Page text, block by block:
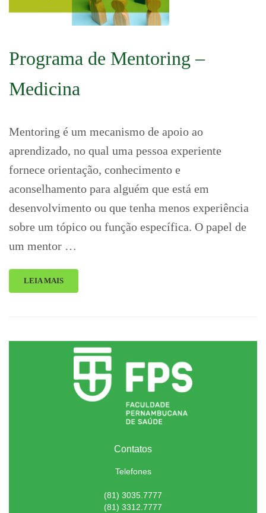
Programa de Mentoring –
Medicina
Mentoring é um mecanismo de apoio ao
aprendizado, no qual uma pessoa experiente
fornece orientação, conhecimento e
aconselhamento para alguém que está em
desenvolvimento ou que tenha menos experiência
sobre um tópico ou função específica. O papel de
um mentor …
LEIA MAIS
Contatos
Telefones
(81) 3035.7777
(81) 3312.7777